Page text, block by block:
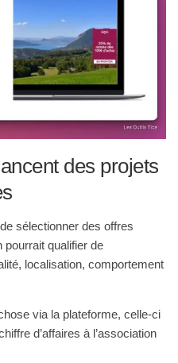
des projets
sélectionner des offres
pourrait qualifier de
localisation, comportement
via la plateforme, celle-ci
d’affaires à l’association